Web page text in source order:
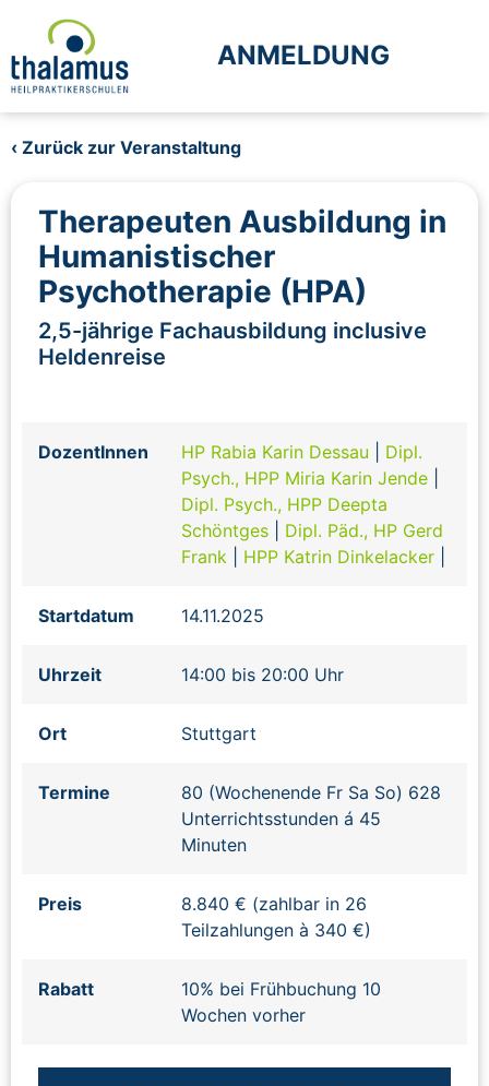
ANMELDUNG
‹ Zurück zur Veranstaltung
Therapeuten Ausbildung in
Humanistischer
Psychotherapie (HPA)
2,5-jährige Fachausbildung inclusive
Heldenreise
DozentInnen HP Rabia Karin Dessau
Dipl.
Psych., HPP Miria Karin Jende
Dipl. Psych., HPP Deepta
Schöntges
Dipl. Päd., HP Gerd
Frank
HPP Katrin Dinkelacker
Startdatum 14.11.2025
Uhrzeit 14:00 bis 20:00 Uhr
Ort Stuttgart
Termine
80 (Wochenende Fr Sa So) 628
Unterrichtsstunden á 45
Minuten
Preis
8.840 € (zahlbar in 26
Teilzahlungen à 340 €)
Rabatt
10% bei Frühbuchung 10
Wochen vorher